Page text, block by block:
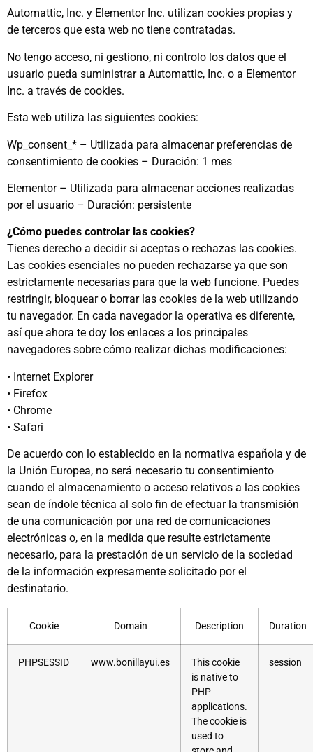
Automattic, Inc. y Elementor Inc. utilizan cookies propias y
de terceros que esta web no tiene contratadas.
No tengo acceso, ni gestiono, ni controlo los datos que el
usuario pueda suministrar a Automattic, Inc. o a Elementor
Inc. a través de cookies.
Esta web utiliza las siguientes cookies:
Wp_consent_* – Utilizada para almacenar preferencias de
consentimiento de cookies – Duración: 1 mes
Elementor – Utilizada para almacenar acciones realizadas
por el usuario – Duración: persistente
¿Cómo puedes controlar las cookies?
Tienes derecho a decidir si aceptas o rechazas las cookies.
Las cookies esenciales no pueden rechazarse ya que son
estrictamente necesarias para que la web funcione. Puedes
restringir, bloquear o borrar las cookies de la web utilizando
tu navegador. En cada navegador la operativa es diferente,
así que ahora te doy los enlaces a los principales
navegadores sobre cómo realizar dichas modificaciones:
• Internet Explorer
• Firefox
• Chrome
• Safari
De acuerdo con lo establecido en la normativa española y de
la Unión Europea, no será necesario tu consentimiento
cuando el almacenamiento o acceso relativos a las cookies
sean de índole técnica al solo fin de efectuar la transmisión
de una comunicación por una red de comunicaciones
electrónicas o, en la medida que resulte estrictamente
necesario, para la prestación de un servicio de la sociedad
de la información expresamente solicitado por el
destinatario.
Cookie Domain Description Duration
PHPSESSID www.bonillayui.es
This cookie
is native to
PHP
applications.
The cookie is
used to
session